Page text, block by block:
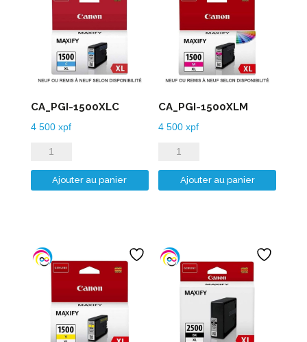
CA_PGI-1500XLC
4 500 xpf
quantité
de
CA_PGI-
Ajouter au panier
CA_PGI-1500XLM
4 500xpf
quantité
de
CA_PGI-
Ajouter au panier